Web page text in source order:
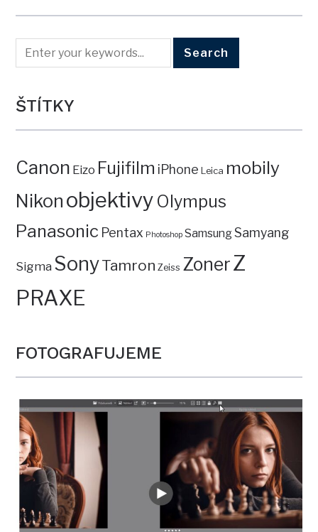
ŠTÍTKY
Canon Eizo Fujifilm iPhone Leica mobily
Nikon objektivy Olympus
Panasonic Pentax Photoshop SamsungSamyang
Sigma SonyTamron Zeiss ZonerZ
PRAXE
FOTOGRAFUJEME